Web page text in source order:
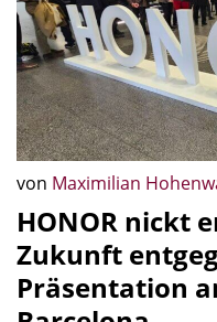
von Maximilian
HONOR nickt
Zukunft
Präsentation